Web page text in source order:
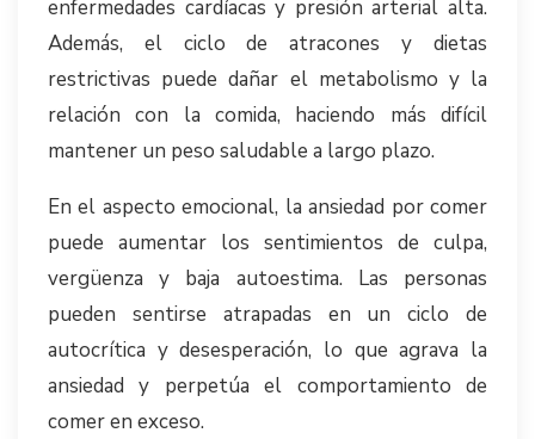
enfermedades cardíacas y presión arterial alta.
Además, el ciclo de atracones y dietas
restrictivas puede dañar el metabolismo y la
relación con la comida, haciendo más difícil
mantener un peso saludable a largo plazo.
En el aspecto emocional, la ansiedad por comer
puede aumentar los sentimientos de culpa,
vergüenza y baja autoestima. Las personas
pueden sentirse atrapadas en un ciclo de
autocrítica y desesperación, lo que agrava la
ansiedad y perpetúa el comportamiento de
comer en exceso.